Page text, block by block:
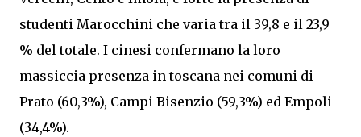
studenti Marocchini che varia tra il 39,8 e il 23,9
% del totale. I cinesi confermano la loro
massiccia presenza in toscana nei comuni di
Prato (60,3%), Campi Bisenzio (59,3%) ed Empoli
(34,4%).